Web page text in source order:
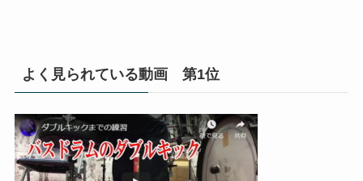
よく見られている動画 第1位